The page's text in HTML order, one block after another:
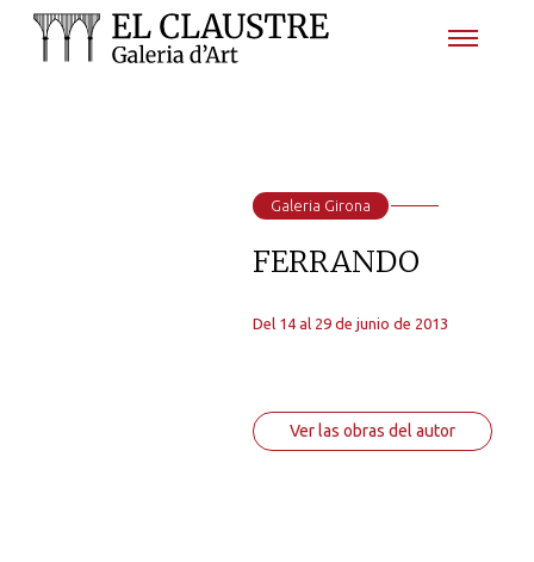
Galeria Girona
FERRANDO
Del 14 al 29 de junio de 2013
Ver las obras del autor